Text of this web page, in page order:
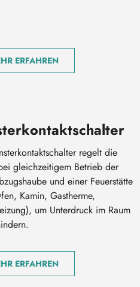
ERFAHREN
regelt die
gleichzeitigem Betrieb der
und einer Feuerstätte
Kamin, Gastherme,
um Unterdruck im Raum
ERFAHREN